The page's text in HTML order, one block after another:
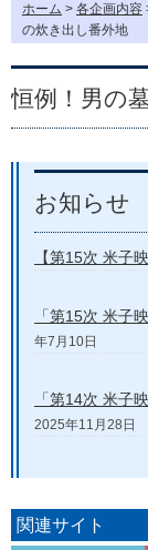
ホーム > 各企画内容
の炊き出し番外地
恒例！男の
お知らせ
【第15次 米子
「第15次 米子
年7月10日
「第14次 米子
2025年11月28日
関連サイト